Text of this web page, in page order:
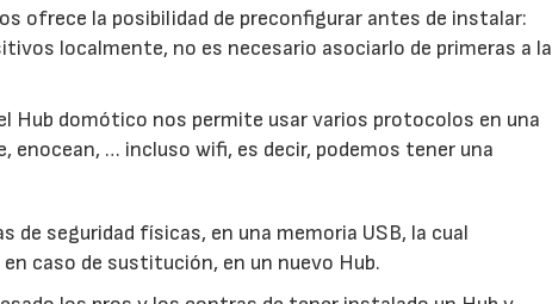
ofrece la posibilidad de preconfigurar antes de instalar:
localmente, no es necesario asociarlo de primeras a la
Hub domótico nos permite usar varios protocolos en una
… incluso wifi, es decir, podemos tener una
de seguridad físicas, en una memoria USB, la cual
caso de sustitución, en un nuevo Hub.